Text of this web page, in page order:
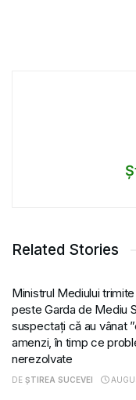
Related Stories
Ministrul Mediului
peste Garda de Mediu
suspectați că au vânat
amenzi, în timp ce
nerezolvate
DE ȘTIREA SUCEVEI